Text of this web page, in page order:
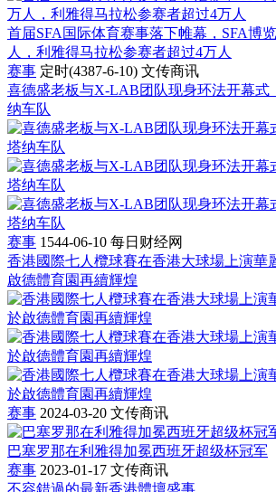
首届SFA国际体育赛事落下帷幕，SFA博
人，利雅得马拉松参赛者超过4万人
赛事 定时(4387-6-10) 文传商讯
喜德盛老板与X-LAB团队现身环法开幕式
纳车队
赛事 1544-06-10 每日财经网
香港國際七人欖球賽在香港大球場上演華
啟德體育園再續輝煌
赛事 2024-03-20 文传商讯
巴塞罗那在利雅得加冕西班牙超级杯冠军
赛事 2023-01-17 文传商讯
不容錯過的最新香港體壇盛事